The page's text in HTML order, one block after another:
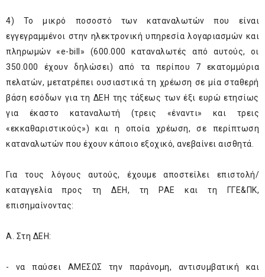
4) Το μικρό ποσοστό των καταναλωτών που είναι
εγγεγραμμένοι στην ηλεκτρονική υπηρεσία λογαριασμών και
πληρωμών «e-bill» (600.000 καταναλωτές από αυτούς, οι
350.000 έχουν δηλώσει) από τα περίπου 7 εκατομμύρια
πελατών, μετατρέπει ουσιαστικά τη χρέωση σε μία σταθερή
βάση εσόδων για τη ΔΕΗ της τάξεως των έξι ευρώ ετησίως
για έκαστο καταναλωτή (τρεις «έναντι» και τρεις
«εκκαθαριστικούς») και η οποία χρέωση, σε περίπτωση
καταναλωτών που έχουν κάποιο εξοχικό, ανεβαίνει αισθητά.
Για τους λόγους αυτούς, έχουμε αποστείλει επιστολή/
καταγγελία προς τη ΔΕΗ, τη ΡΑΕ και τη ΓΓΕ&ΠΚ,
επισημαίνοντας:
Α. Στη ΔΕΗ:
- να παύσει ΑΜΕΣΩΣ την παράνομη, αντισυμβατική και